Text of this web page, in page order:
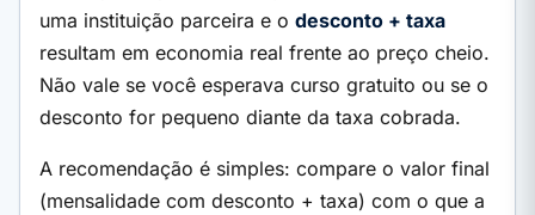
uma instituição parceira e o desconto + taxa
resultam em economia real frente ao preço cheio.
Não vale se você esperava curso gratuito ou se o
desconto for pequeno diante da taxa cobrada.
A recomendação é simples: compare o valor final
(mensalidade com desconto + taxa) com o que a